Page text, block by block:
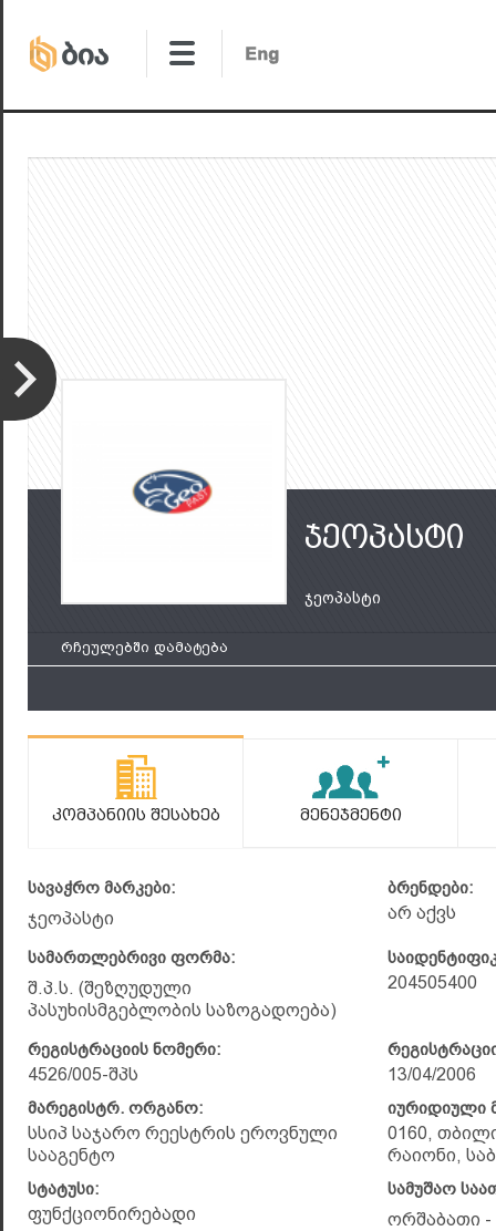
ჯეოპასტი
ჯეოპასტი
რჩეულებში დამატება
Კომპანიის Შესახებ Მენეჯმენტი
სავაჭრო მარკები:
ჯეოპასტი
ბრენდები:
არ აქვს
სამართლებრივი ფორმა:
შ.პ.ს. (შეზღუდული
პასუხისმგებლობის საზოგადოება)
204505400
რეგისტრაციის ნომერი:
4526/005-შპს 13/04/2006
მარეგისტრ. ორგანო:
სსიპ საჯარო რეესტრის ეროვნული
სააგენტო
იურიდიული
0160,
რაიონი,
სტატუსი:
ფუნქციონირებადი
სამუშაო
ორშაბათი -